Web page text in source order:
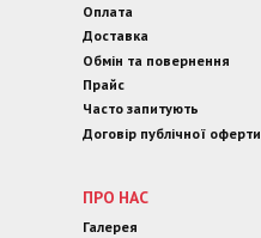
Оплата
Доставка
Обмін та повернення
Прайс
Часто запитують
Договір публічної оферти
ПРО НАС
Галерея